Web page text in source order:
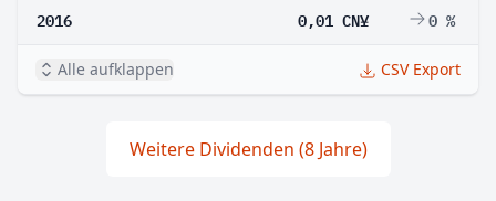
2016 0,01 CN¥ 0 %
Alle aufklappen CSV Export
Weitere Dividenden (8 Jahre)